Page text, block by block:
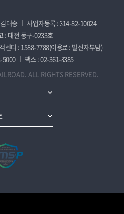
태승
사업자등록 : 314-82-10024
: 대전 동구-0233호
센터 : 1588-7788(이용료 : 발신자부담)
5000
팩스 : 02-361-8385
ALL RIGHTS RESERVED.